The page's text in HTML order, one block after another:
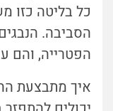
כל בליטה כזו
הסביבה.
הפטרייה, והם
איך מתבצעת